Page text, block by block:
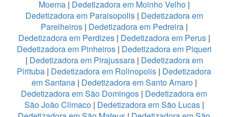
Moema| Dedetizadora em Moinho Velho |
Dedetizadora em Paraisopolis| Dedetizadora em
Parelheiros| Dedetizadora em Pedreira|
Dedetizadora em Perdizes| Dedetizadora em Perus|
Dedetizadora em Pinheiros| Dedetizadora em Piqueri
| Dedetizadora em Pirajussara| Dedetizadora em
Pirituba | Dedetizadora em Rolinopolis | Dedetizadora
em Santana| Dedetizadora em Santo Amaro|
Dedetizadora em São Domingos | Dedetizadora em
São João Climaco| Dedetizadora em São Lucas|